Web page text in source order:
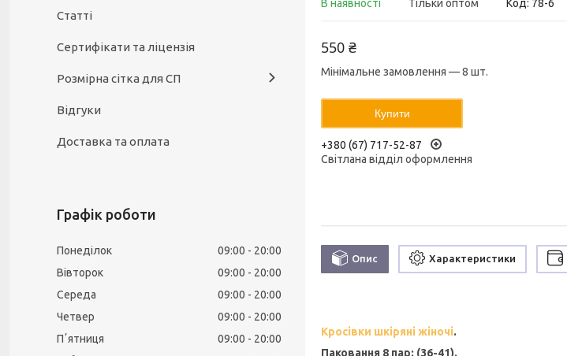
В наявності Тільки оптом Код: 78-6
550 ₴
Мінімальне замовлення — 8 шт.
Купити
+380 (67) 717-52-87
Світлана відділ оформлення
Опис Характеристики
Кросівки шкіряні жіночі.
Паковання 8 пар: (36-41).
Статті
Сертифікати та ліцензія
Розмірна сітка для СП
Відгуки
Доставка та оплата
Графік роботи
Понеділок 09:00
20:00
Вівторок
09:00
20:00
Середа
09:00
20:00
Четвер
09:00
20:00
Пʼятниця
09:00
20:00